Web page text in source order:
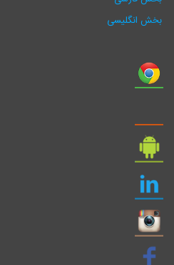
بخش انگلیسی